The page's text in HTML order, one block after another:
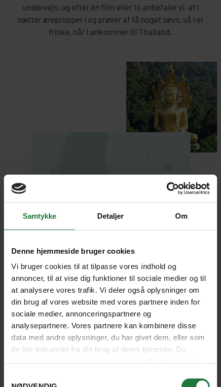
Samtykke Detaljer Om
Denne hjemmeside bruger cookies
Vi bruger cookies til at tilpasse vores indhold og
annoncer, til at vise dig funktioner til sociale medier og til
at analysere vores trafik. Vi deler også oplysninger om
din brug af vores website med vores partnere inden for
sociale medier, annonceringspartnere og
analysepartnere. Vores partnere kan kombinere disse
data med andre oplysninger, du har givet dem, eller som
de har indsamlet fra din brug af deres tjenester. Du
Khao Lak
Apsara Beachfront Resort and
Villa
+
undervejs, og efter en film eller to anbefaler vi, at I
sætter ørepropper i og prøver af få noget søvn, så I er
friske, når I ankommer til Thailand.
DAG 2
ANKOMST TIL PHUKET OG VIDERE TIL KHAO
LAK